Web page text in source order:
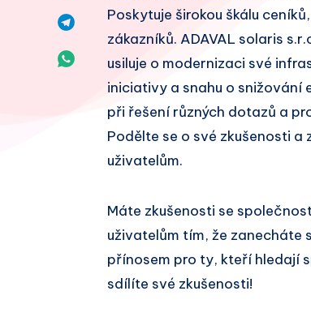
Twitter
Pinterest
Sdílet
Telegram
Sdílet
Whatsapp
Poskytuje širokou škálu
zákazníků. ADAVAL solaris
usiluje o modernizaci své
iniciativy a snahu o snižování
při řešení různých dotazů a
Podělte se o své zkušenosti
uživatelům.
Máte zkušenosti se
uživatelům tím, že zanecháte
přínosem pro ty, kteří hledají
sdílíte své zkušenosti!